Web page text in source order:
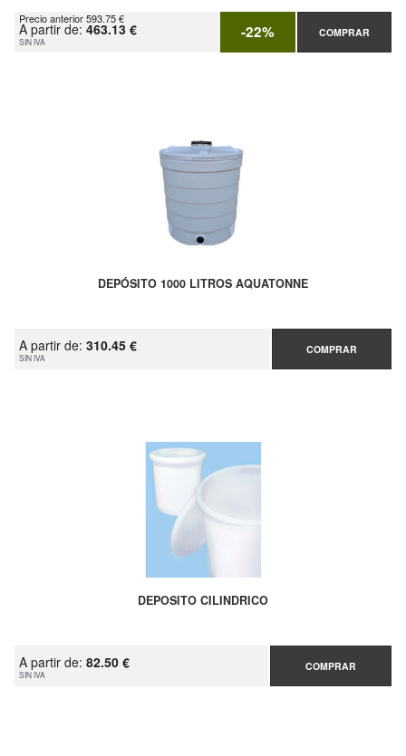
Precio anterior 593.75 €
A partir de: 463.13 €
SIN IVA -22% COMPRAR
DEPÓSITO 1000 LITROS AQUATONNE
A partir de: 310.45 €
SIN IVA
COMPRAR
DEPOSITO CILINDRICO
A partir de: 82.50 €
SIN IVA
COMPRAR